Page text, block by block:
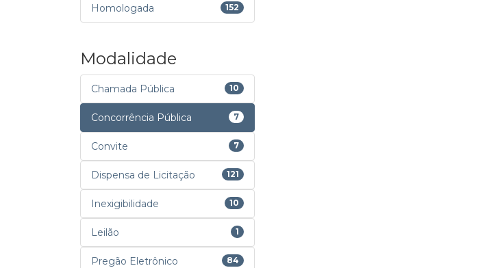
Homologada 152
Modalidade
Chamada Pública 10
Concorrência Pública 7
Convite 7
Dispensa de Licitação 121
Inexigibilidade 10
Leilão 1
Pregão Eletrônico 84